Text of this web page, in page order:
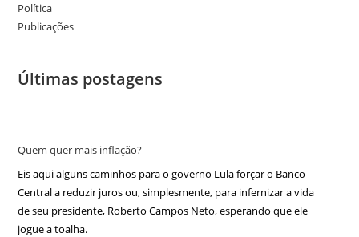
Política
Publicações
Últimas postagens
Quem quer mais inflação?
Eis aqui alguns caminhos para o governo Lula forçar o Banco
Central a reduzir juros ou, simplesmente, para infernizar a vida
de seu presidente, Roberto Campos Neto, esperando que ele
jogue a toalha.